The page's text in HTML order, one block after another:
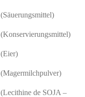
(Säuerungsmittel)
(Konservierungsmittel)
(Eier)
(Magermilchpulver)
(Lecithine de SOJA –